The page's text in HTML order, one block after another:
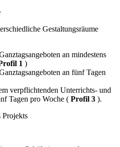
Gestaltungsräume
an mindestens
1 )
an fünf Tagen
verpflichtenden Unterrichts- und
Tagen pro Woche ( Profil 3 ).
Projekts